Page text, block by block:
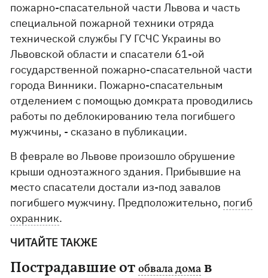
пожарно-спасательной части Львова и часть
специальной пожарной техники отряда
технической службы ГУ ГСЧС Украины во
Львовской области и спасатели 61-ой
государственной пожарно-спасательной части
города Винники. Пожарно-спасательным
отделением с помощью домкрата проводились
работы по деблокированию тела погибшего
мужчины, - сказано в публикации.
В феврале во Львове произошло обрушение
крыши одноэтажного здания. Прибывшие на
место спасатели достали из-под завалов
погибшего мужчину. Предположительно, погиб
охранник.
ЧИТАЙТЕ ТАКЖЕ
Пострадавшие отобвала дома в